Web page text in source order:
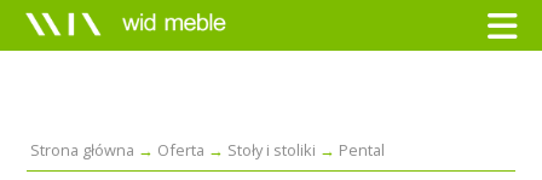
Strona główna Oferta Stoły i stoliki Pental